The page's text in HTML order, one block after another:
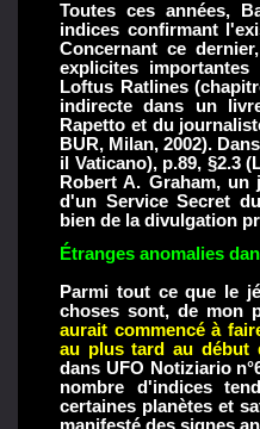
Toutes ces années,
indices confirmant
Concernant ce
explicites
Loftus Ratlines
indirecte dans un
Rapetto et du
BUR, Milan, 2002).
il Vaticano), p.89, §2.3
Robert A. Graham,
d'un Service Secret
bien de la divulgation
Étranges anomalies
Parmi tout ce que le
choses sont, de mon
aurait commencé à
au plus tard au début
dans UFO Notiziario
nombre d'indices
certaines planètes et